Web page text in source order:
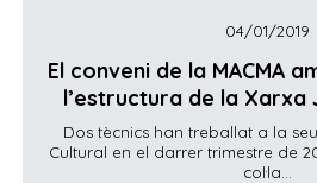
04/01/2019
El conveni de la MACMA
l’estructura de la Xarxa
Dos tècnics han treballat a la
Cultural en el darrer trimestre de
col·la...